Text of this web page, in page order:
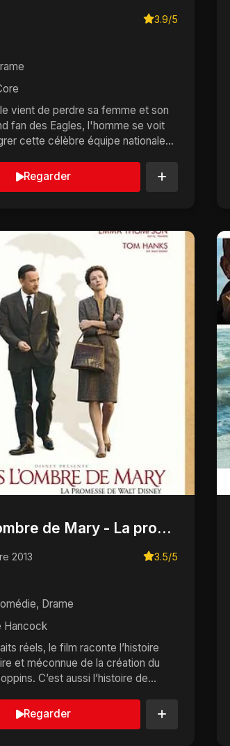
3.9/5
vient de perdre sa femme et son
fan des Eagles, l'homme se voit
cette célèbre équipe nationale
Regarder
Dans l'ombre de Mary - La promesse de Walt Disney
2013 3.5/5
Drame
Hancock
réels, le film raconte l’histoire
et méconnue de la création du
C’est aussi l’histoire de...
Regarder